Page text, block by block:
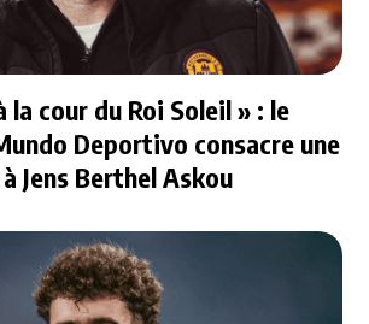
la cour du Roi Soleil » : le
Deportivo consacre une
Jens Berthel Askou